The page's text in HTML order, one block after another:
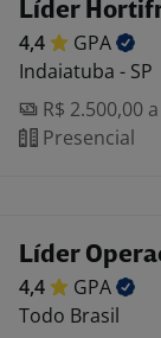
Líder
4,4
GPA
Indaiatuba - SP
R$ 2.500,00
Presencial
Líder
4,4
GPA
Todo Brasil